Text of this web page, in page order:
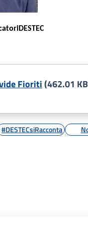
Fioriti(462.01
#DESTECsiRacconta